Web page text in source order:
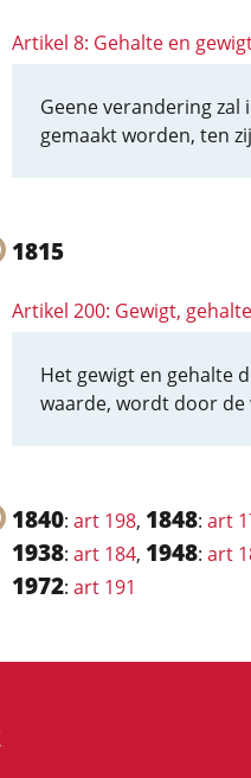
Artikel 8: Gehalte en
Geene verandering
gemaakt worden, ten
1815
Artikel 200: Gewigt,
Het gewigt en gehalte
waarde, wordt door de
1840: art 198, 1848: art
1938: art 184, 1948: art
1972: art 191